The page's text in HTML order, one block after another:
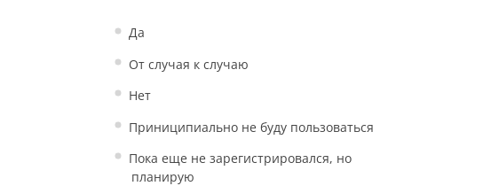
Да
От случая к случаю
Нет
Приниципиально не буду пользоваться
Пока еще не зарегистрировался, но
планирую